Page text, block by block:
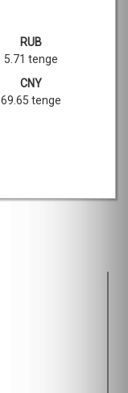
RUB
5.71 tenge
CNY
69.65 tenge